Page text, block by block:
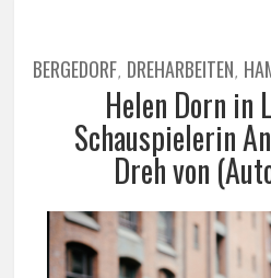
BERGEDORF, DREHARBEITEN,
Helen Dorn in
Schauspielerin
Dreh von